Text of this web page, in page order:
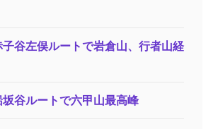
谷左俣ルートで岩倉山、行者山経
谷ルートで六甲山最高峰